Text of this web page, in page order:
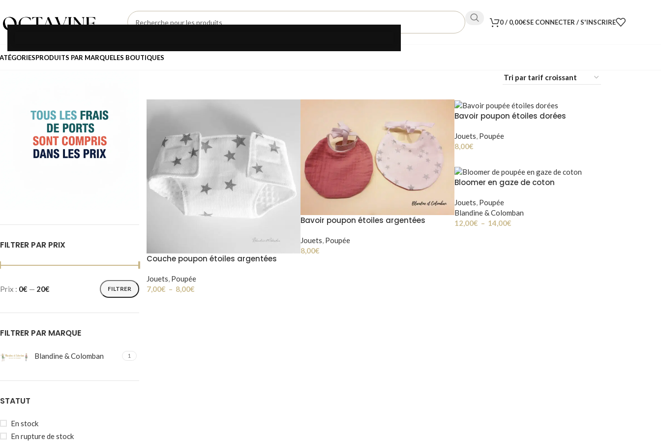
0/ 0,00€SE CONNECTER / S'INSCRIRE
PRODUITS PAR MARQUELES BOUTIQUES
FILTRER PAR PRIX
FILTRER
Prix : 0€ — 20€
FILTRER PAR MARQUE
Blandine & Colomban 1
STATUT
En stock
En rupture de stock
Couche poupon étoiles argentées
Jouets, Poupée
7,00€ – 8,00€
Bavoir poupon étoiles argentées
Jouets, Poupée
8,00€
Bavoir poupon étoiles dorées
Jouets, Poupée
8,00€
Bloomer en gaze de coton
Jouets, Poupée
Blandine & Colomban
12,00€ – 14,00€